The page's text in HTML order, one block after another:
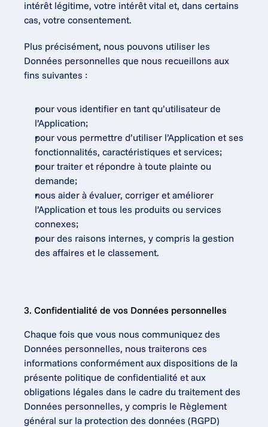
intérêt légitime, votre intérêt vital et, dans certains
cas, votre consentement.
Plus précisément, nous pouvons utiliser les
Données personnelles que nous recueillons aux
fins suivantes :
pour vous identifier en tant qu’utilisateur de
l’Application;
pour vous permettre d’utiliser l’Application et ses
fonctionnalités, caractéristiques et services;
pour traiter et répondre à toute plainte ou
demande;
nous aider à évaluer, corriger et améliorer
l’Application et tous les produits ou services
connexes;
pour des raisons internes, y compris la gestion
des affaires et le classement.
3. Confidentialité de vos Données personnelles
Chaque fois que vous nous communiquez des
Données personnelles, nous traiterons ces
informations conformément aux dispositions de la
présente politique de confidentialité et aux
obligations légales dans le cadre du traitement des
Données personnelles, y compris le Règlement
général sur la protection des données (RGPD)